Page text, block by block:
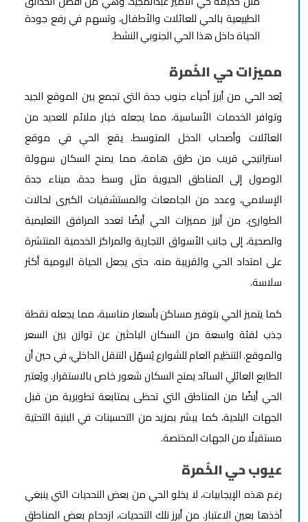
الطبيعية بالحي للعائلات والأطفال، وتسهم في رفع جودة
الحياة داخل هذا الحي الجنوبي النشط.
مميزات حي الخُمرة
يُعد الحي من أبرز أحياء جنوب جدة التي تجمع بين الموقع الجيد
وتوافر الخدمات الأساسية، مما يجعله خيار ملائم للعديد من
العائلات وأصحاب الدخل المتوسط. يقع الحي في موقع
استراتيجي قريب من طرق هامة، مما يمنح السكان سهولة
الوصول إلى المناطق الحيوية مثل وسط جدة، ميناء جدة
الإسلامي، وعدد من الجامعات والمستشفيات الكبرى لحالات
الطوارئ. من أبرز مميزات الحي أيضًا تعدد المرافق التعليمية
والصحية، إلى جانب الأسواق التجارية والمراكز الخدمية المنتشرة
على امتداد الحي والقريبة منه، حتى يجعل الحياة اليومية أكثر
سلاسة.
كما يتميز الحي بتوفير مساكن بأسعار مناسبة، مما يجعله نقطة
جذب لفئة واسعة من السكان الباحثين عن توازن بين السعر
والموقع. التنظيم العام للشوارع يُسهّل التنقل الداخلي، في حين أن
الطابع العائلي السائد يمنح السكان شعور خاص بالاستقرار. ويُعتبر
الحي أيضًا من المناطق التي تحظى بمتابعة تطويرية من قبل
الجهات البلدية، كما يبشر بمزيد من التحسينات في البنية التحتية
مستقبلًا من الجهات المختصة.
عيوب حي الخُمرة
رغم هذه الإيجابيات، لا يخلو الحي من بعض التحديات التي ينبغي
أخذها بعين الاعتبار. من أبرز تلك التحديات، ازدحام بعض المناطق